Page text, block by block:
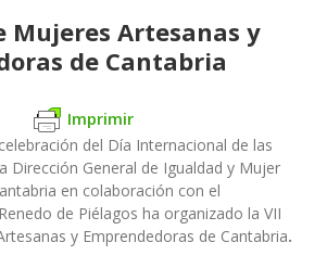
Mujeres Artesanas y
de Cantabria
Imprimir
del Día Internacional de las
Dirección General de Igualdad y Mujer
en colaboración con el
de Piélagos ha organizado la VII
y Emprendedoras de Cantabria.